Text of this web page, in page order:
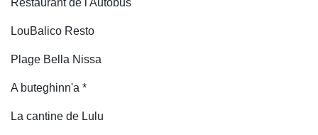
Restaurant de l'Autobus
LouBalico Resto
Plage Bella Nissa
A buteghinn'a *
La cantine de Lulu